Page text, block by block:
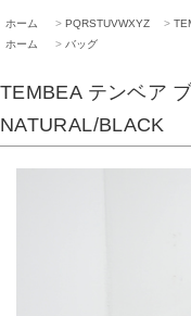
ホーム > PQRSTUVWXYZ >
ホーム
> バッグ
TEMBEA テンベア
NATURAL/BLACK